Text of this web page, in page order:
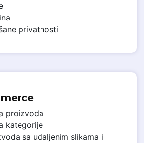
privatnosti
proizvoda
kategorije
sa udaljenim slikama i